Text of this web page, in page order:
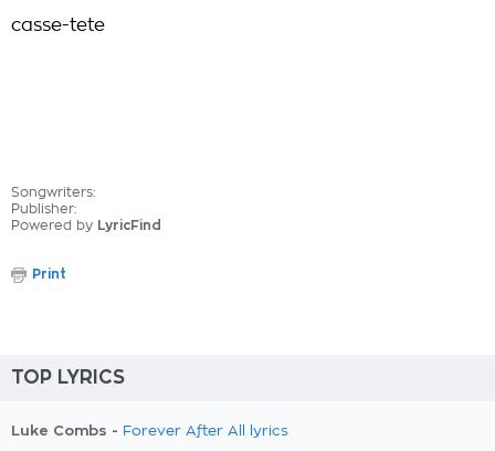
casse-tete
Songwriters:
Publisher:
Powered by LyricFind
Print
TOP LYRICS
Luke Combs - Forever After All lyrics